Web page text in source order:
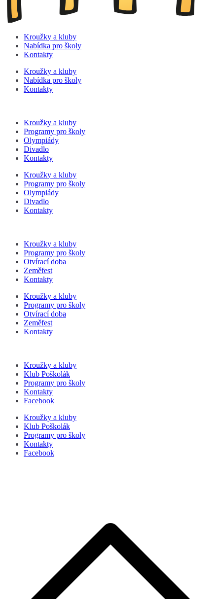
Kroužky a kluby
Nabídka pro školy
Kontakty
Kroužky a kluby
Nabídka pro školy
Kontakty
Kroužky a kluby
Programy pro školy
Olympiády
Divadlo
Kontakty
Kroužky a kluby
Programy pro školy
Olympiády
Divadlo
Kontakty
Kroužky a kluby
Programy pro školy
Otvírací doba
Zeměfest
Kontakty
Kroužky a kluby
Programy pro školy
Otvírací doba
Zeměfest
Kontakty
Kroužky a kluby
Klub Poškolák
Programy pro školy
Kontakty
Facebook
Kroužky a kluby
Klub Poškolák
Programy pro školy
Kontakty
Facebook